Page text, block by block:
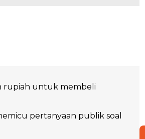
rupiah untuk membeli
pertanyaan publik soal